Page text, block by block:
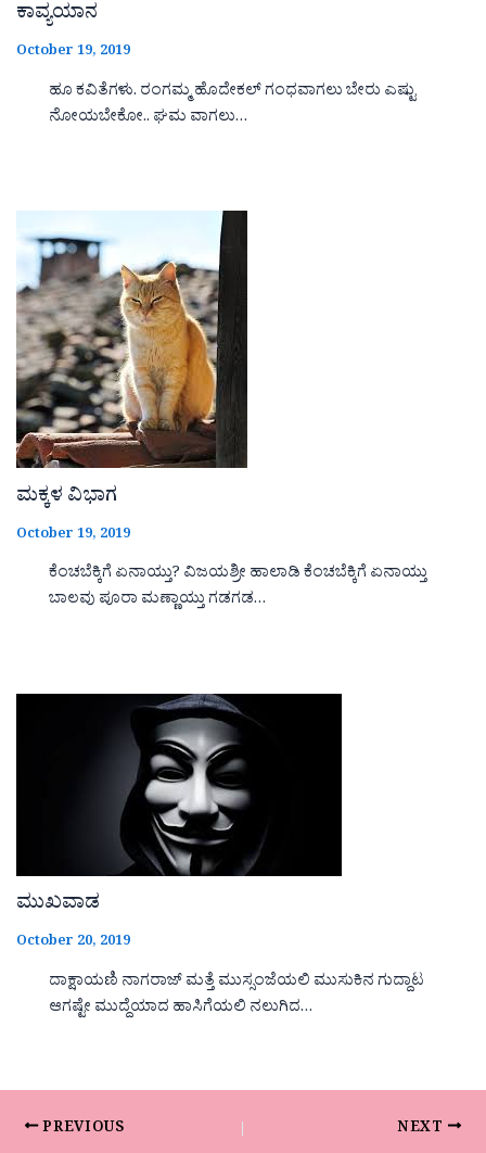
ಕಾವ್ಯಯಾನ
October 19, 2019
ಹೂ ಕವಿತೆಗಳು. ರಂಗಮ್ಮ ಹೊದೇಕಲ್ ಗಂಧವಾಗಲು ಬೇರು ಎಷ್ಟು
ನೋಯಬೇಕೋ.. ಘಮ ವಾಗಲು…
ಮಕ್ಕಳ ವಿಭಾಗ
October 19, 2019
ಕೆಂಚಬೆಕ್ಕಿಗೆ ಏನಾಯ್ತು? ವಿಜಯಶ್ರೀ ಹಾಲಾಡಿ ಕೆಂಚಬೆಕ್ಕಿಗೆ ಏನಾಯ್ತು
ಬಾಲವು ಪೂರಾ ಮಣ್ಣಾಯ್ತು ಗಡಗಡ…
ಮುಖವಾಡ
October 20, 2019
ದಾಕ್ಷಾಯಣಿ ನಾಗರಾಜ್ ಮತ್ತೆ ಮುಸ್ಸಂಜೆಯಲಿ ಮುಸುಕಿನ ಗುದ್ದಾಟ
ಆಗಷ್ಟೇ ಮುದ್ದೆಯಾದ ಹಾಸಿಗೆಯಲಿ ನಲುಗಿದ…
PREVIOUS NEXT